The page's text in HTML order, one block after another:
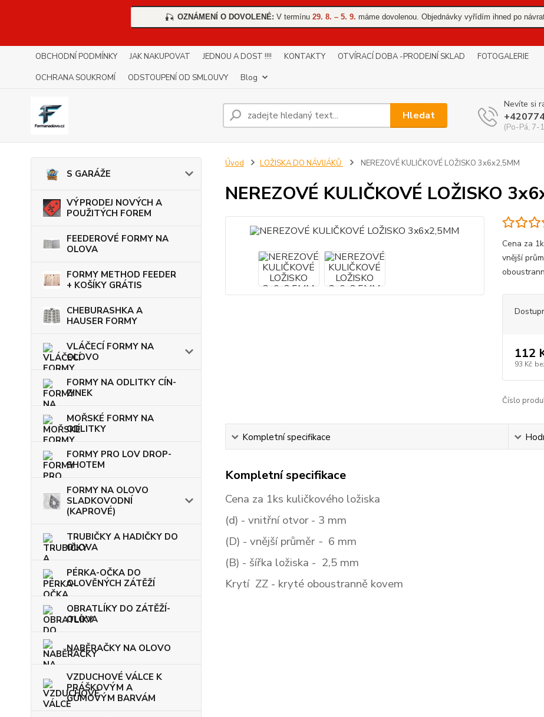
🎣 OZNÁMENÍ O DOVOLENÉ: V termínu 29. 8. – 5. 9. máme dovolenou. Objednávky vyřídím ihned po
OBCHODNÍ PODMÍNKY JAK NAKUPOVAT JEDNOU A DOST !!!! KONTAKTY OTVÍRACÍ DOBA -PRODEJNÍ SKLAD
FOTOGALERIE
OCHRANA SOUKROMÍ
ODSTOUPENÍ OD SMLOUVY Blog
Hledat
Nevíte si
(Po-Pá, 7-
S GARÁŽE
VÝPRODEJ NOVÝCH A
POUŽITÝCH FOREM
FEEDEROVÉ FORMY NA
OLOVA
FORMY METHOD FEEDER
+ KOŠÍKY GRÁTIS
CHEBURASHKA A
HAUSER FORMY
VLÁČECÍ FORMY NA
OLOVO
FORMY NA ODLITKY CÍN-
ZINEK
MOŘSKÉ FORMY NA
ODLITKY
FORMY PRO LOV DROP-
SHOTEM
FORMY NA OLOVO
SLADKOVODNÍ
(KAPROVÉ)
TRUBIČKY A HADIČKY DO
OLOVA
PÉRKA-OČKA DO
OLOVĚNÝCH ZÁTĚŽÍ
OBRATLÍKY DO ZÁTĚŽÍ-
OLOVA
NABĚRAČKY NA OLOVO
VZDUCHOVÉ VÁLCE K
PRÁŠKOVÝM A
GUMOVÝM BARVÁM
Úvod LOŽISKA DO NÁVIJÁKŮ NEREZOVÉ KULIČKOVÉ LOŽISKO 3x6x2,5MM
NEREZOVÉ KULIČKOVÉ LOŽISKO
Cena za
vnější
112
93 Kč
Číslo
Kompletní specifikace
Kompletní specifikace
Cena za 1ks kuličkového ložiska
(d) - vnitřní otvor - 3 mm
(D) - vnější průměr - 6 mm
(B) - šířka ložiska - 2,5 mm
Krytí ZZ- kryté oboustranně kovem